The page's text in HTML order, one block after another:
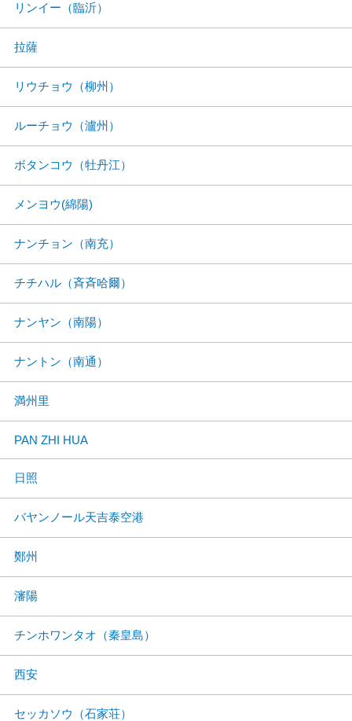
リンイー（臨沂）
拉薩
リウチョウ（柳州）
ルーチョウ（瀘州）
ボタンコウ（牡丹江）
メンヨウ(綿陽)
ナンチョン（南充）
チチハル（斉斉哈爾）
ナンヤン（南陽）
ナントン（南通）
満州里
PAN ZHI HUA
日照
バヤンノール天吉泰空港
鄭州
瀋陽
チンホワンタオ（秦皇島）
西安
セッカソウ（石家荘）